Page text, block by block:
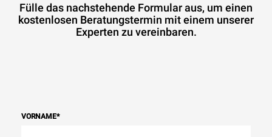
Fülle das nachstehende Formular aus, um einen
kostenlosen Beratungstermin mit einem unserer
Experten zu vereinbaren.
VORNAME*